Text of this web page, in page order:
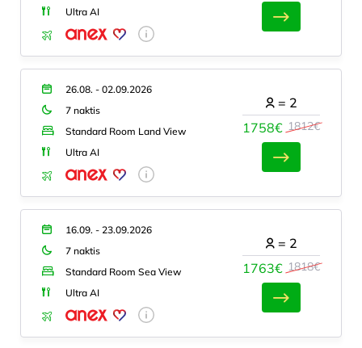
Ultra AI
26.08. - 02.09.2026
7 naktis
Standard Room Land View
Ultra AI
1758€ 1812€
= 2
16.09. - 23.09.2026
7 naktis
Standard Room Sea View
Ultra AI
1763€ 1818€
= 2